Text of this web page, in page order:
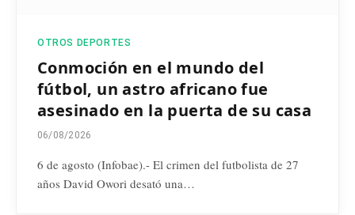
OTROS DEPORTES
Conmoción en el mundo del
fútbol, un astro africano fue
asesinado en la puerta de su casa
06/08/2026
6 de agosto (Infobae).- El crimen del futbolista de 27
años David Owori desató una…